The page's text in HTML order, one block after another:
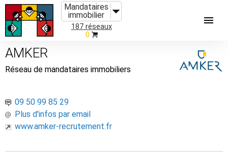
Mandataires
immobilier
187 réseaux
0
AMKER
Réseau de mandataires immobiliers
09 50 99 85 29
Plus d'infos par email
www.amker-recrutement.fr